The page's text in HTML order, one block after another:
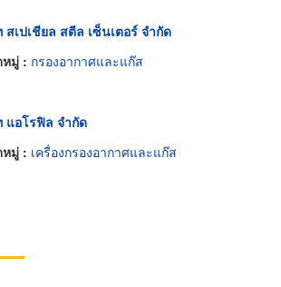
สเปเชียล สตีล เซ็นเตอร์ จำกัด
มู่ : กรองอากาศและแก๊ส
แอโรฟิล จำกัด
มู่ : เครื่องกรองอากาศและแก๊ส